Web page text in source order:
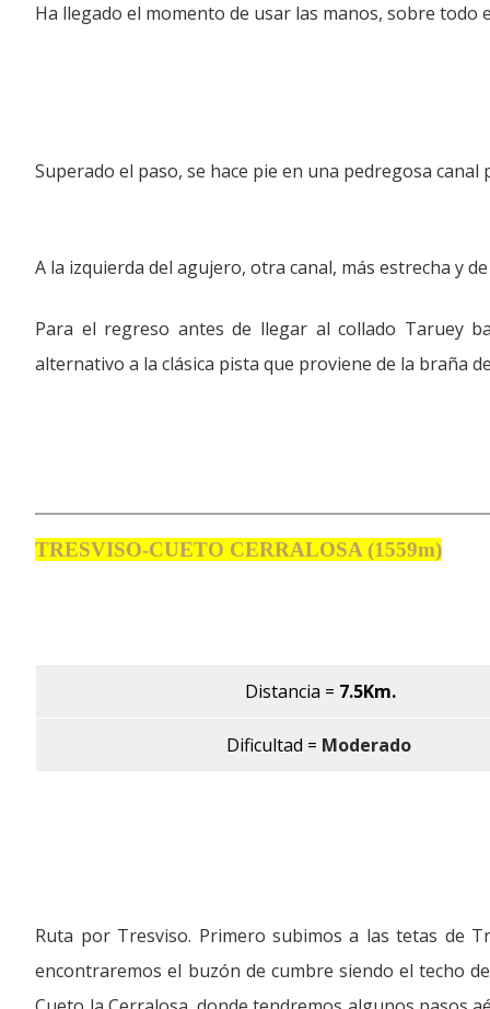
Ha llegado el momento de usar las manos, sobre
Superado el paso, se hace pie en una pedregosa
A la izquierda del agujero, otra canal, más estrecha y
Para el regreso antes de llegar al collado Taruey
alternativo a la clásica pista que proviene de la braña
TRESVISO-CUETO CERRALOSA (1559m)
Distancia = 7.5Km.
Dificultad = Moderado
Ruta por Tresviso. Primero subimos a las tetas de
encontraremos el buzón de cumbre siendo el techo